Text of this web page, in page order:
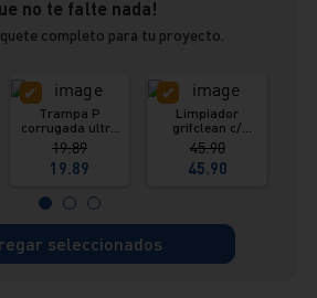
no te falte nada!
completo para tu proyecto.
Trampa P
corrugada ultra
flexible universal
19.89
19.89
Limpiador
grifclean c/
pulverizador 615
ml Vainsa
45.90
45.90
seleccionados